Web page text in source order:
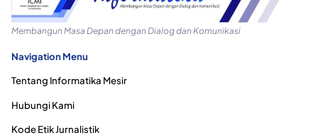
Membangun Masa Depan dengan Dialog dan Komunikasi
Navigation Menu
Tentang Informatika Mesir
Hubungi Kami
Kode Etik Jurnalistik